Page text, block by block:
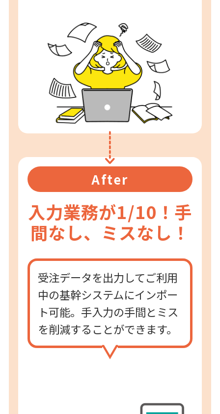
After
入力業務が1/10！ 手
間なし、ミスなし！
受注データを出力してご利用
中の基幹システムにインポー
ト可能。手入力の手間とミス
を削減することができます。